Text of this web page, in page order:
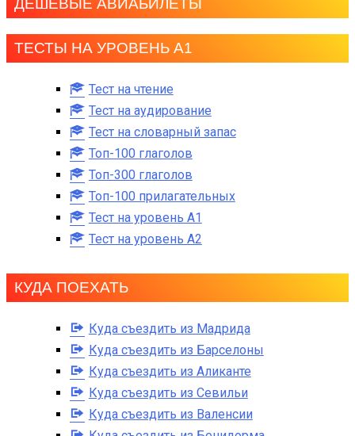
ДЕШЕВЫЕ АВИАБИЛЕТЫ
ТЕСТЫ НА УРОВЕНЬ А1
Тест на чтение
Тест на аудирование
Тест на словарный запас
Топ-100 глаголов
Топ-300 глаголов
Топ-100 прилагательных
Тест на уровень A1
Тест на уровень A2
КУДА ПОЕХАТЬ
Куда съездить из Мадрида
Куда съездить из Барселоны
Куда съездить из Аликанте
Куда съездить из Севильи
Куда съездить из Валенсии